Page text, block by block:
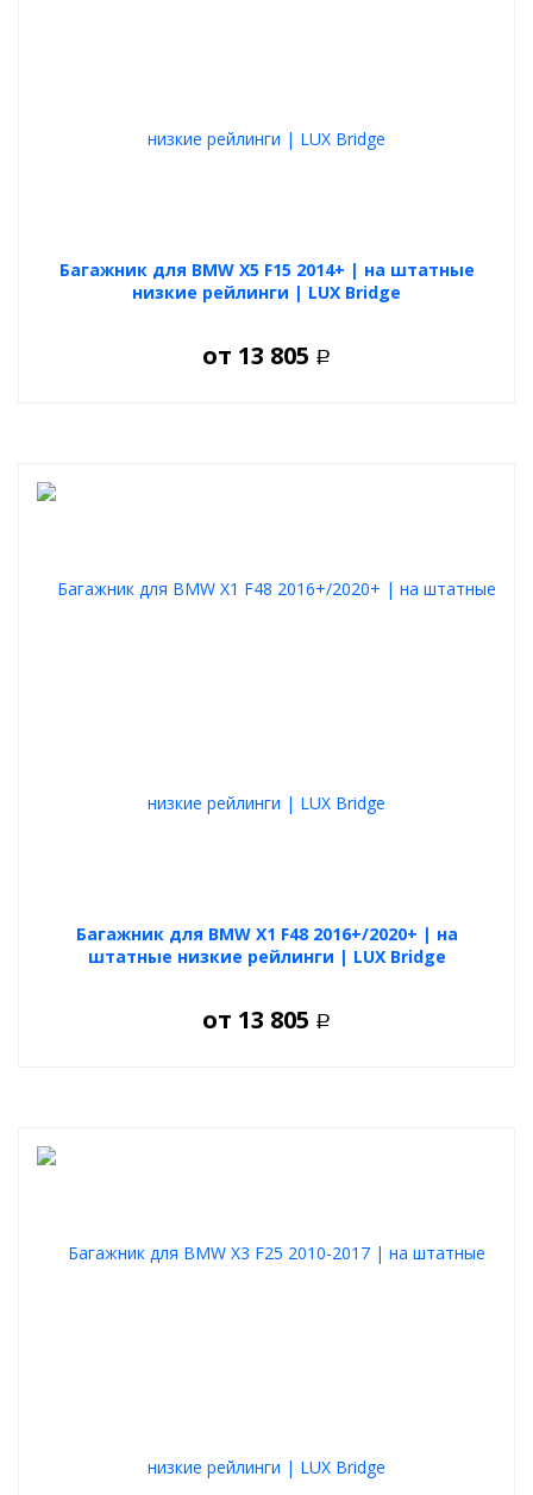
Багажник для BMW X5 F15 2014+ | на штатные
низкие рейлинги | LUX Bridge
от 13 805 Р
Багажник для BMW X1 F48 2016+/2020+ | на
штатные низкие рейлинги | LUX Bridge
от 13 805 Р